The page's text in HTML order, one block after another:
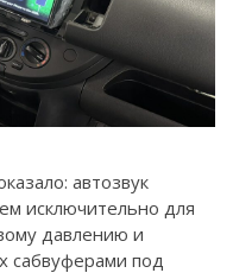
автозвук
исключительно для
давлению и
сабвуферами под